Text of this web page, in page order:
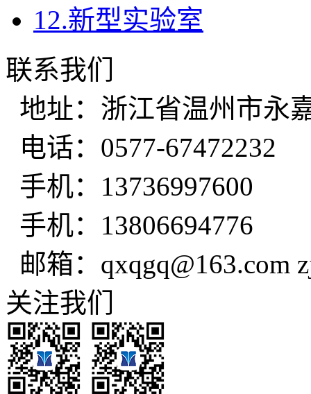
12.新型实验室
联系我们
地址：浙江省温州市永
电话：0577-67472232
手机：13736997600
手机：13806694776
邮箱：qxqgq@163.com
关注我们